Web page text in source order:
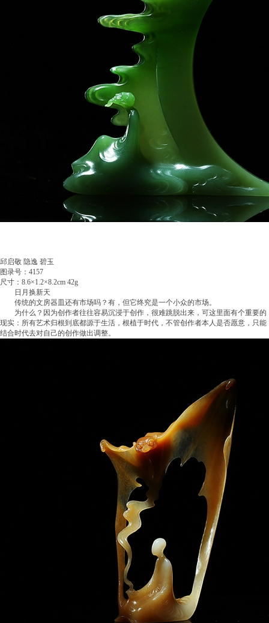
邱启敬 隐逸 碧玉
图录号：4157
尺寸：8.6×1.2×8.2cm 42g
日月换新天
传统的文房器皿还有市场吗？有，但它终究是一个小众的市场。
为什么？因为创作者往往容易沉浸于创作，很难跳脱出来，可这里面有个重要的
现实：所有艺术归根到底都源于生活，根植于时代，不管创作者本人是否愿意，只能
结合时代去对自己的创作做出调整。